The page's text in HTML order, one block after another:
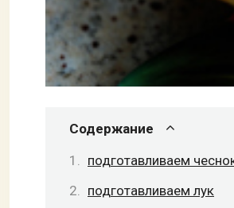
Содержание
подготавливаем
подготавливаем лук